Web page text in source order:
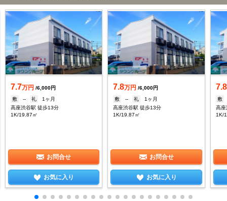
7.7万円 /6,000円
敷
-- 礼
1ヶ月
高座渋谷駅 徒歩13分
1K/19.87㎡
お問合せ
お気に入り
7.8万円 /6,000円
敷
-- 礼
1ヶ月
高座渋谷駅 徒歩13分
1K/19.87㎡
お問合せ
お気に入り
7.8
敷
高
1K/